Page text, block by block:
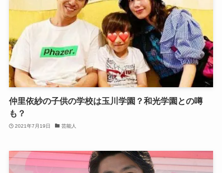
仲里依紗の子供の学校は玉川学園？和光学園との噂
も？
2021年7月19日 芸能人